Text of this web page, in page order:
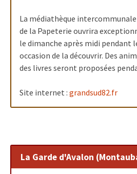
La médiathèque
de la Papeterie ouvrira
le dimanche après midi pendant
occasion de la découvrir. Des
des livres seront proposées
Site internet : grandsud82.fr
La Garde d'Avalon